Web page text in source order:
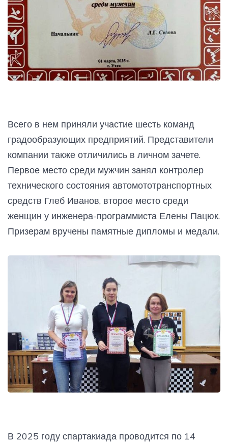
Всего в нем приняли участие шесть команд
градообразующих предприятий. Представители
компании также отличились в личном зачете.
Первое место среди мужчин занял контролер
технического состояния автомототранспортных
средств Глеб Иванов, второе место среди
женщин у инженера-программиста Елены Пацюк.
Призерам вручены памятные дипломы и медали.
В 2025 году спартакиада проводится по 14